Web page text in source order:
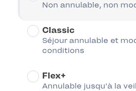
Non annulable, non
Classic
Séjour annulable et
conditions
Flex+
Annulable jusqu'à la